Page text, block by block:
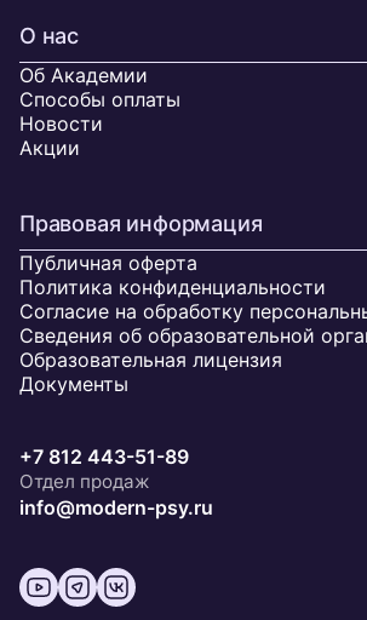
О нас
Об Академии
Способы оплаты
Новости
Акции
Правовая информация
Публичная оферта
Политика конфиденциальности
Согласие на обработку
Сведения об образовательной
Образовательная лицензия
Документы
+7 812 443-51-89
Отдел продаж
info@modern-psy.ru